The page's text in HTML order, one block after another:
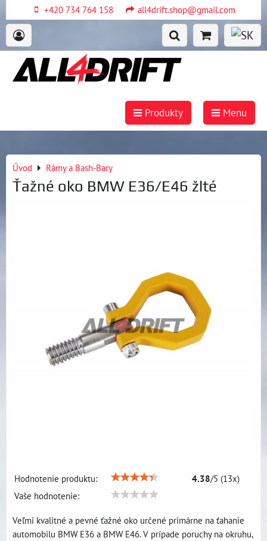
+420 734 764 158 all4drift.shop@gmail.com
Produkty Menu
Úvod Rámy a Bash-Bary
Ťažné oko BMW E36/E46 žlté
Hodnotenie produktu: 4.38/5 (13x)
Vaše hodnotenie:
Veľmi kvalitné a pevné ťažné oko určené primárne na ťahanie
automobilu BMW E36 a BMW E46. V prípade poruchy na okruhu,